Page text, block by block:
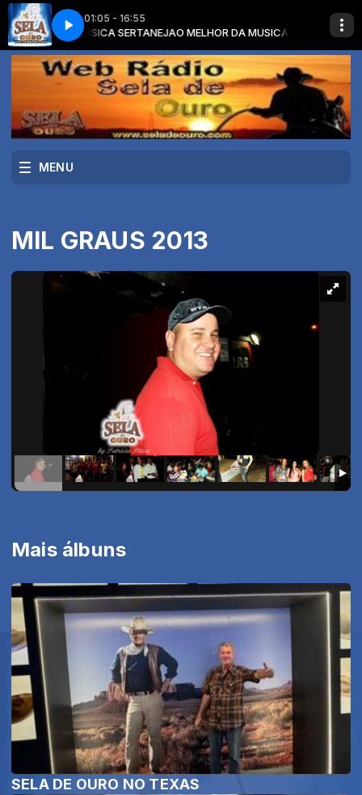
01:05 - 16:55
DA MUSICA SERTANEJAO MELHOR DA MUSICA SERTANEJA com
COM CIUMESDIEGO E VICTOR HUGO - CERVEJA COM CIUMES
MENU
MIL GRAUS 2013
Mais álbuns
SELA DE OURO NO TEXAS